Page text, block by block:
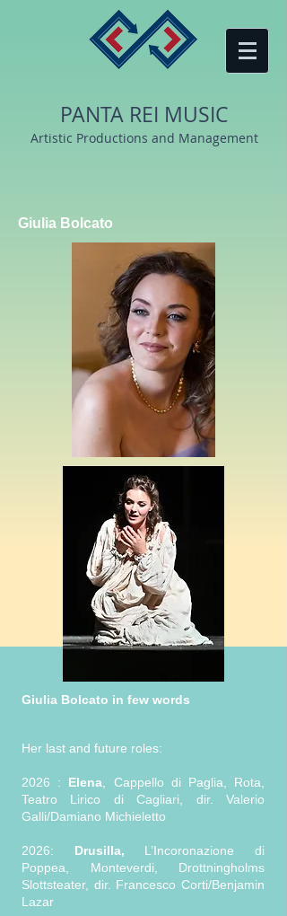
PANTA REI MUSIC
Artistic Productions and Management
Giulia Bolcato
Giulia Bolcato in few words
Her last and future roles:
2026 : Elena , Cappello di Paglia, Rota,
Teatro Lirico di Cagliari, dir. Valerio
Galli/Damiano Michieletto
2026: Drusilla, L’Incoronazione di
Poppea, Monteverdi, Drottningholms
Slottsteater, dir. Francesco Corti/Benjamin
Lazar